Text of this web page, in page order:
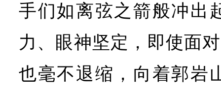
手们如离弦之箭般冲出
力、眼神坚定，即使面
也毫不退缩，向着郭岩